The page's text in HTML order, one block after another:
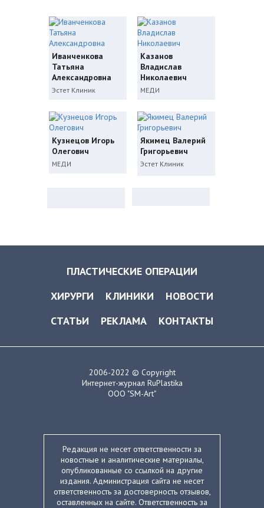
Иванченкова
Татьяна
Александровна
Эстет Клиник
Казанов
Владислав
Николаевич
МЕДИ
Кузнецов Игорь
Олегович
МЕДИ
Якимец Валерий
Григорьевич
Эстет Клиник
ПЛАСТИЧЕСКИЕ ОПЕРАЦИИ
ХИРУРГИ
КЛИНИКИ
НОВОСТИ
СТАТЬИ
РЕКЛАМА КОНТАКТЫ
2006-2022 © Copyright
Интернет-журнал RuPlastika
ООО "SM-Art"
Редакция не несет ответственности за
новостные и аналитические материалы,
опубликованные со ссылкой на другие
издания. Администрация сайта не несет
ответственность за достоверность отзывов,
оставленных на сайте. Ответственность за